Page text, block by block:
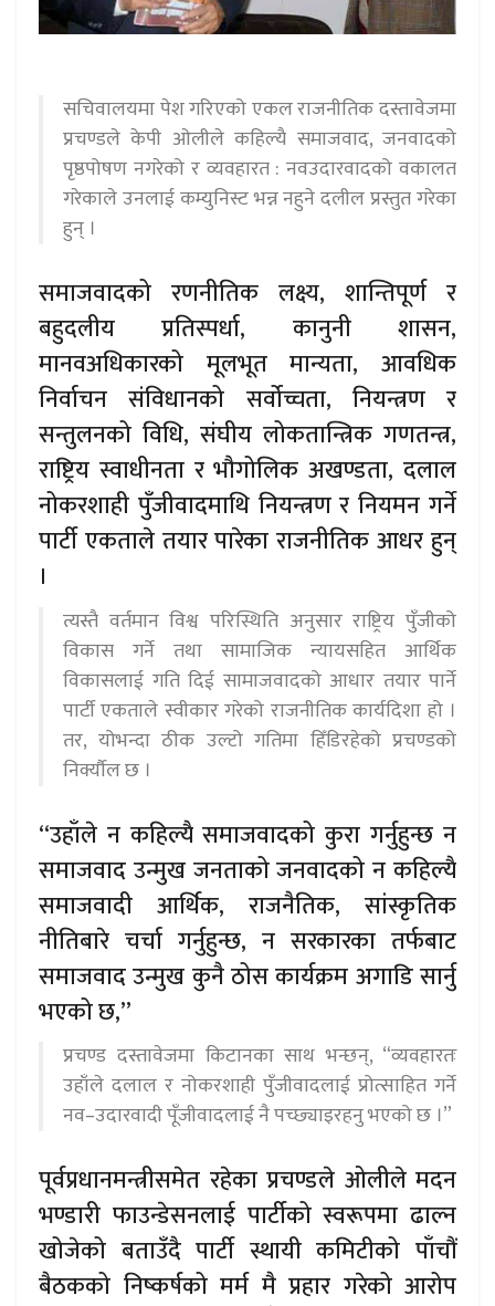
सचिवालयमा पेश गरिएको एकल राजनीतिक दस्तावेजमा
प्रचण्डले केपी ओलीले कहिल्यै समाजवाद, जनवादको
पृष्ठपोषण नगरेको र व्यवहारत : नवउदारवादको वकालत
गरेकाले उनलाई कम्युनिस्ट भन्न नहुने दलील प्रस्तुत गरेका
हुन् ।
समाजवादको रणनीतिक लक्ष्य, शान्तिपूर्ण र
बहुदलीय प्रतिस्पर्धा, कानुनी शासन,
मानवअधिकारको मूलभूत मान्यता, आवधिक
निर्वाचन संविधानको सर्वोच्चता, नियन्त्रण र
सन्तुलनको विधि, संघीय लोकतान्त्रिक गणतन्त्र,
राष्ट्रिय स्वाधीनता र भौगोलिक अखण्डता, दलाल
नोकरशाही पुँजीवादमाथि नियन्त्रण र नियमन गर्ने
पार्टी एकताले तयार पारेका राजनीतिक आधर हुन्
।
त्यस्तै वर्तमान विश्व परिस्थिति अनुसार राष्ट्रिय पुँजीको
विकास गर्ने तथा सामाजिक न्यायसहित आर्थिक
विकासलाई गति दिई सामाजवादको आधार तयार पार्ने
पार्टी एकताले स्वीकार गरेको राजनीतिक कार्यदिशा हो ।
तर, योभन्दा ठीक उल्टो गतिमा हिँडिरहेको प्रचण्डको
निर्क्यौल छ ।
“उहाँले न कहिल्यै समाजवादको कुरा गर्नुहुन्छ न
समाजवाद उन्मुख जनताको जनवादको न कहिल्यै
समाजवादी आर्थिक, राजनैतिक, सांस्कृतिक
नीतिबारे चर्चा गर्नुहुन्छ, न सरकारका तर्फबाट
समाजवाद उन्मुख कुनै ठोस कार्यक्रम अगाडि सार्नु
भएको छ,”
प्रचण्ड दस्तावेजमा किटानका साथ भन्छन्, “व्यवहारतः
उहाँले दलाल र नोकरशाही पुँजीवादलाई प्रोत्साहित गर्ने
नव–उदारवादी पूँजीवादलाई नै पच्छ्याइरहनु भएको छ ।”
पूर्वप्रधानमन्त्रीसमेत रहेका प्रचण्डले ओलीले मदन
भण्डारी फाउन्डेसनलाई पार्टीको स्वरूपमा ढाल्न
खोजेको बताउँदै पार्टी स्थायी कमिटीको पाँचौं
बैठकको निष्कर्षको मर्म मै प्रहार गरेको आरोप